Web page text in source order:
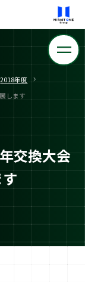
2018年度
します
交換大会